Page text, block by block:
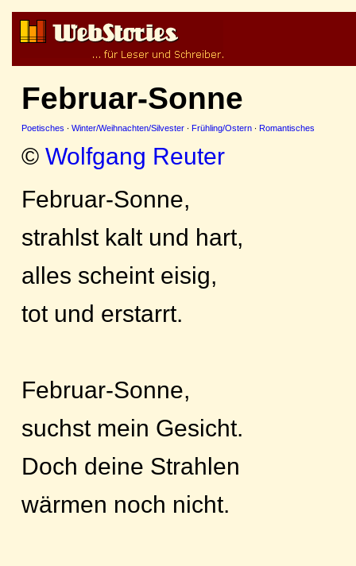
Februar-Sonne
Poetisches · Winter/Weihnachten/Silvester · Frühling/Ostern · Romantisches
© Wolfgang Reuter
Februar-Sonne,
strahlst kalt und hart,
alles scheint eisig,
tot und erstarrt.
Februar-Sonne,
suchst mein Gesicht.
Doch deine Strahlen
wärmen noch nicht.